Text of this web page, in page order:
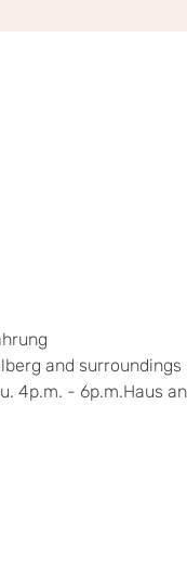
and surroundings
4p.m. - 6p.m.Haus